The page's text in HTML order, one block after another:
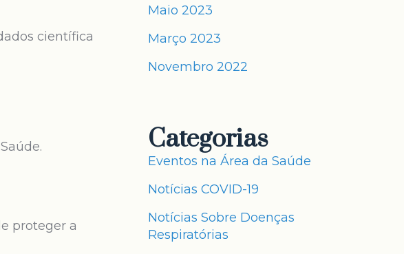
científica
proteger a
Maio 2023
Março 2023
Novembro 2022
Categorias
Eventos na Área da Saúde
Notícias COVID-19
Notícias Sobre Doenças
Respiratórias